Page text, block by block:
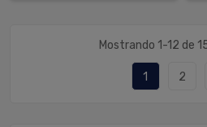
Mostrando 1-12 de
1 2